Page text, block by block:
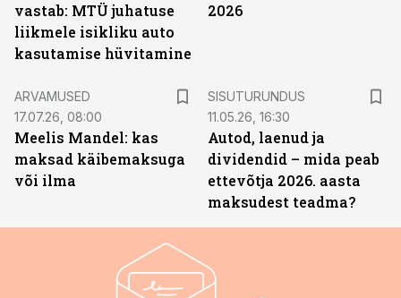
vastab: MTÜ juhatuse
liikmele isikliku auto
kasutamise hüvitamine
2026
ARVAMUSED
17.07.26, 08:00
Meelis Mandel: kas
maksad käibemaksuga
või ilma
SISUTURUNDUS
11.05.26, 16:30
Autod, laenud ja
dividendid – mida peab
ettevõtja 2026. aasta
maksudest teadma?